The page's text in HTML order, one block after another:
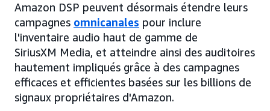
Amazon DSP peuvent désormais étendre leurs
campagnes omnicanales pour inclure
l'inventaire audio haut de gamme de
SiriusXM Media, et atteindre ainsi des auditoires
hautement impliqués grâce à des campagnes
efficaces et efficientes basées sur les billions de
signaux propriétaires d'Amazon.